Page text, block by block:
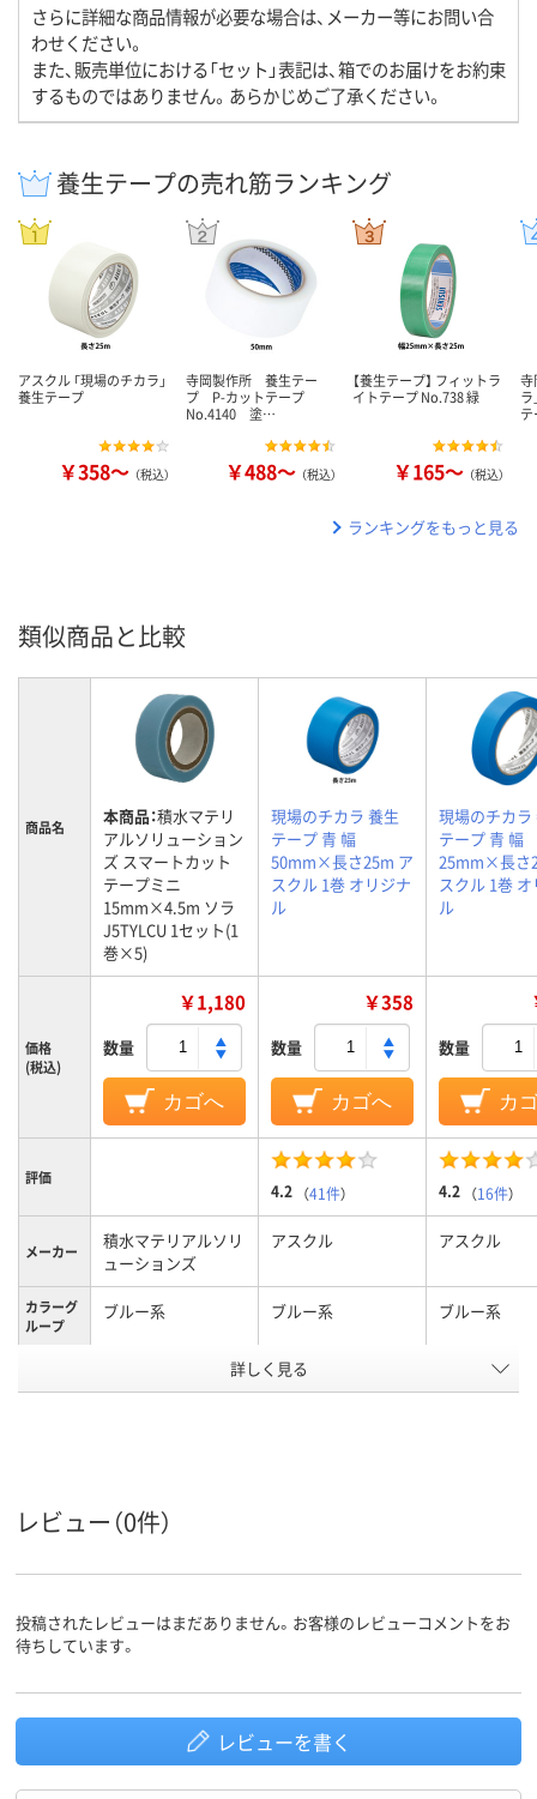
さらに詳細な商品情報が必要な場合は、メーカー等にお問い合
わせください。
また、販売単位における「セット」表記は、箱でのお届けをお約束
するものではありません。あらかじめご了承ください。
養生テープの売れ筋ランキング
アスクル 「現場のチカラ」
養生テープ
￥358～ （税込）
寺岡製作所 養生テー
プ P-カットテープ
No.4140 塗…
￥488～ （税込）
【養生テープ】 フィットラ
イトテープ No.738 緑
￥165～ （税込）
寺
ラ
ランキングをもっと見る
類似商品と比較
商品名 本商品：積水マテリ
アルソリューション
ズ スマートカット
テープミニ
15mm×4.5m ソラ
J5TYLCU 1セット(1
巻×5)
現場のチカラ 養生
テープ 青 幅
50mm×長さ25m ア
スクル 1巻 オリジナ
ル
現場のチカラ
テープ 青 幅
25mm×長さ
スクル 1巻
ル
価格
(税込)
￥1,180
数量
カゴへ
￥358
数量
カゴへ
数量
カ
評価
4.2 （41件） 4.2 （16件）
メーカー
積水マテリアルソリ
ューションズ
アスクル アスクル
カラーグ
ループ
ブルー系 ブルー系 ブルー系
10 10
詳しく見る
レビュー（0件）
投稿されたレビューはまだありません。お客様のレビューコメントをお
待ちしています。
レビューを書く